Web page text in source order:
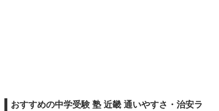
おすすめの中学受験 塾 近畿 通いやすさ・治安ラ